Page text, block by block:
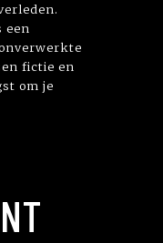
een
fictie en
om je